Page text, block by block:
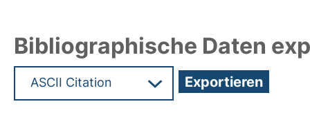
Bibliographische Daten